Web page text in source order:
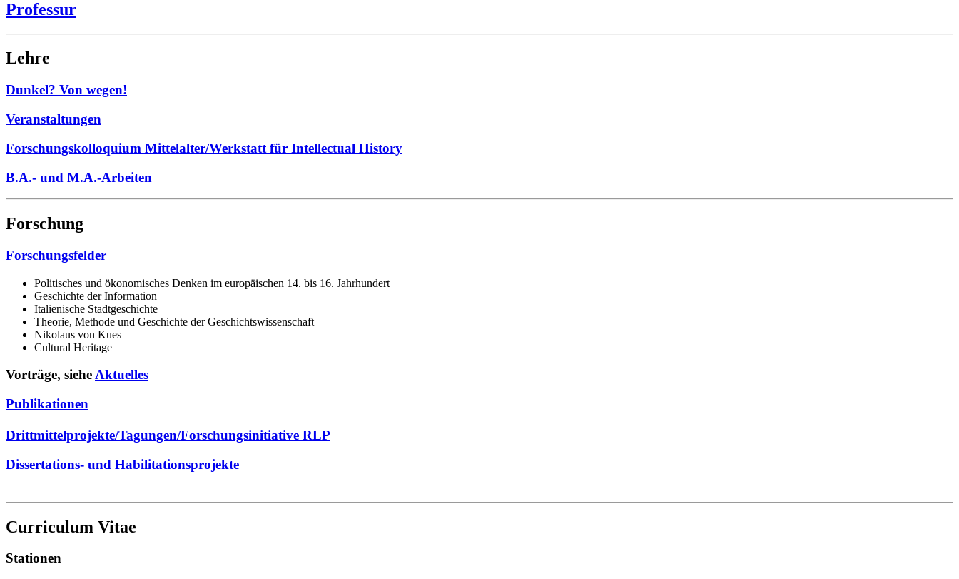
Professur
Lehre
Dunkel? Von wegen!
Veranstaltungen
Forschungskolloquium Mittelalter/Werkstatt für Intellectual History
B.A.- und M.A.-Arbeiten
Forschung
Forschungsfelder
Politisches und ökonomisches Denken im europäischen 14. bis 16. Jahrhundert
Geschichte der Information
Italienische Stadtgeschichte
Theorie, Methode und Geschichte der Geschichtswissenschaft
Nikolaus von Kues
Cultural Heritage
Vorträge, sieheAktuelles
Publikationen
Drittmittelprojekte/Tagungen/Forschungsinitiative RLP
Dissertations- und Habilitationsprojekte
Curriculum Vitae
Stationen